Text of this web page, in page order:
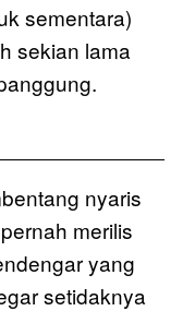
sementara)
sekian lama
nyaris
merilis
yang
setidaknya